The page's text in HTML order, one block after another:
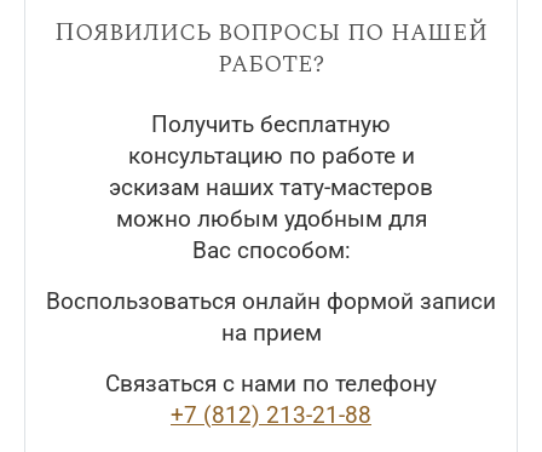
Появились вопросы по нашей
работе?
Получить бесплатную
консультацию по работе и
эскизам наших тату-мастеров
можно любым удобным для
Вас способом:
Воспользоваться онлайн формой записи
на прием
Связаться с нами по телефону
+7 (812) 213-21-88